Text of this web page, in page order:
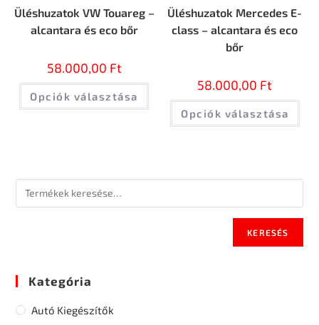
Üléshuzatok VW Touareg –
alcantara és eco bőr
58.000,00 Ft
Opciók választása
Üléshuzatok Mercedes E-
class – alcantara és eco
bőr
58.000,00 Ft
Opciók választása
KERESÉS
Kategória
Autó Kiegészítők